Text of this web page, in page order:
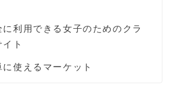
に利用できる女子のためのクラ
ト
に使えるマーケット